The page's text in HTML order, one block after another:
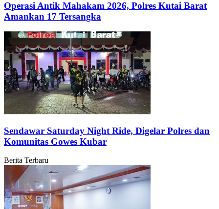
Operasi Antik Mahakam 2026, Polres Kutai Barat
Amankan 17 Tersangka
Sendawar Saturday Night Ride, Digelar Polres dan
Komunitas Gowes Kubar
Berita Terbaru